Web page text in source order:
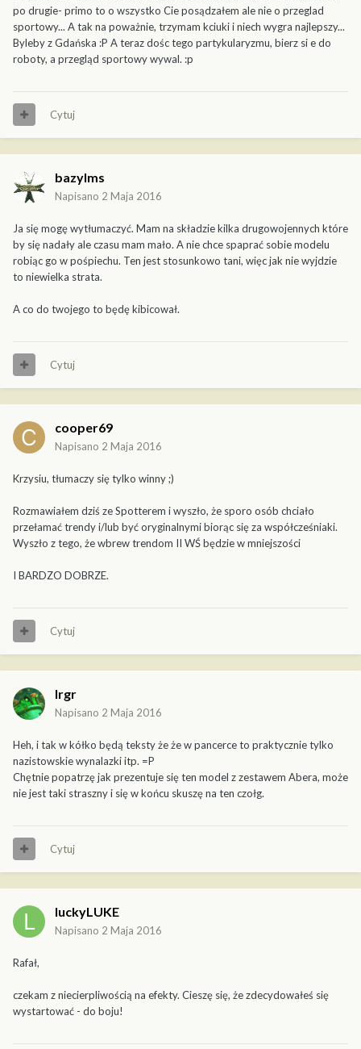
po drugie- primo to o wszystko Cie posądzałem ale nie o przeglad
sportowy... A tak na poważnie, trzymam kciuki i niech wygra najlepszy...
Byleby z Gdańska :P A teraz dośc tego partykularyzmu, bierz si e do
roboty, a przegląd sportowy wywal. :p
Cytuj
bazylms
Napisano 2 Maja 2016
Ja się mogę wytłumaczyć. Mam na składzie kilka drugowojennych które
by się nadały ale czasu mam mało. A nie chce spaprać sobie modelu
robiąc go w pośpiechu. Ten jest stosunkowo tani, więc jak nie wyjdzie
to niewielka strata.
A co do twojego to będę kibicował.
Cytuj
cooper69
Napisano 2 Maja 2016
Krzysiu, tłumaczy się tylko winny ;)
Rozmawiałem dziś ze Spotterem i wyszło, że sporo osób chciało
przełamać trendy i/lub być oryginalnymi biorąc się za współcześniaki.
Wyszło z tego, że wbrew trendom II WŚ będzie w mniejszości
I BARDZO DOBRZE.
Cytuj
Irgr
Napisano 2 Maja 2016
Heh, i tak w kółko będą teksty że że w pancerce to praktycznie tylko
nazistowskie wynalazki itp. =P
Chętnie popatrzę jak prezentuje się ten model z zestawem Abera, może
nie jest taki straszny i się w końcu skuszę na ten czołg.
Cytuj
luckyLUKE
Napisano 2 Maja 2016
Rafał,
czekam z niecierpliwością na efekty. Cieszę się, że zdecydowałeś się
wystartować - do boju!